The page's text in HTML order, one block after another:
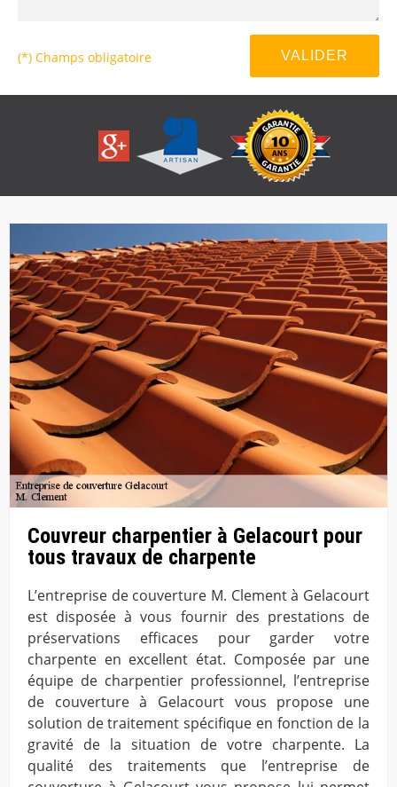
(*) Champs obligatoire
Couvreur charpentier à Gelacourt pour
tous travaux de charpente
L’entreprise de couverture M. Clement à Gelacourt
est disposée à vous fournir des prestations de
préservations efficaces pour garder votre
charpente en excellent état. Composée par une
équipe de charpentier professionnel, l’entreprise
de couverture à Gelacourt vous propose une
solution de traitement spécifique en fonction de la
gravité de la situation de votre charpente. La
qualité des traitements que l’entreprise de